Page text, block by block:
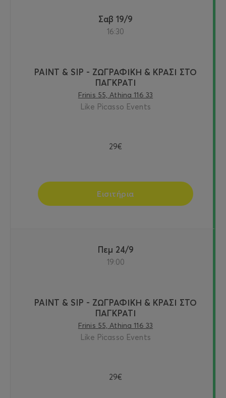
Σαβ 19/9
16:30
PAINT & SIP - ΖΩΓΡΑΦΙΚΗ & ΚΡΑΣΙ ΣΤΟ
ΠΑΓΚΡΑΤΙ
Frinis 55, Athina 116 33
Like Picasso Events
29€
Εισιτήρια
Πεμ 24/9
19:00
PAINT & SIP - ΖΩΓΡΑΦΙΚΗ & ΚΡΑΣΙ ΣΤΟ
ΠΑΓΚΡΑΤΙ
Frinis 55, Athina 116 33
Like Picasso Events
29€